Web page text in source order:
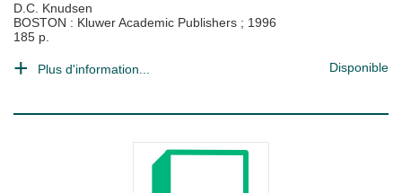
D.C. Knudsen
BOSTON : Kluwer Academic Publishers ; 1996
185 p.
Plus d'information... Disponible